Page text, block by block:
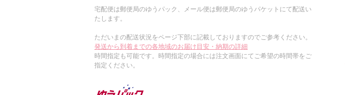
宅配便は郵便局のゆうパック、メール便は郵便局のゆうパケットにて配送い
たします。
ただいまの配送状況をページ下部に記載しておりますのでご参考ください。
発送から到着までの各地域のお届け目安・納期の詳細
時間指定も可能です。時間指定の場合には注文画面にてご希望の時間帯をご
指定ください。